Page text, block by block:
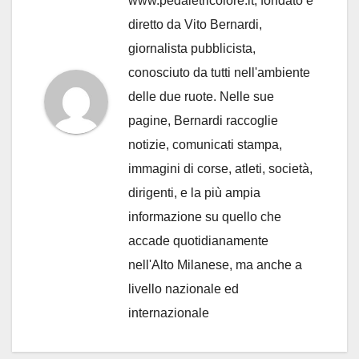
diretto da Vito Bernardi,
giornalista pubblicista,
conosciuto da tutti nell'ambiente
delle due ruote. Nelle sue
pagine, Bernardi raccoglie
notizie, comunicati stampa,
immagini di corse, atleti, società,
dirigenti, e la più ampia
informazione su quello che
accade quotidianamente
nell'Alto Milanese, ma anche a
livello nazionale ed
internazionale